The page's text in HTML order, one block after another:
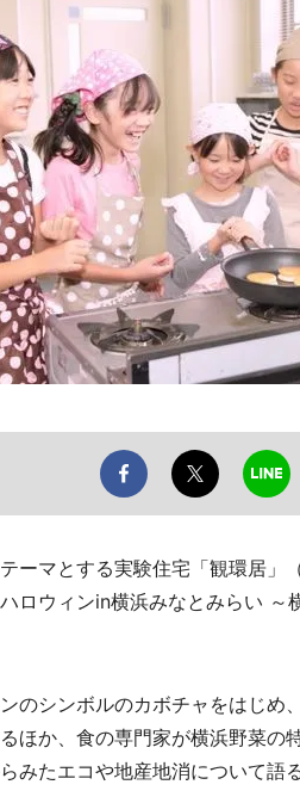
ーマとする実験住宅「観環居」
ロウィンin横浜みなとみらい ～
のシンボルのカボチャをはじめ
ほか、食の専門家が横浜野菜の
みたエコや地産地消について語る